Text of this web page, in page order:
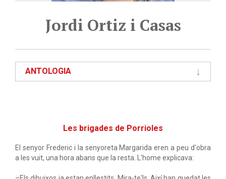
Jordi Ortiz i Casas
ANTOLOGIA
Les brigades de Porrioles
El senyor Frederic i la senyoreta Margarida eren a peu d'obra
a les vuit, una hora abans que la resta. L'home explicava: